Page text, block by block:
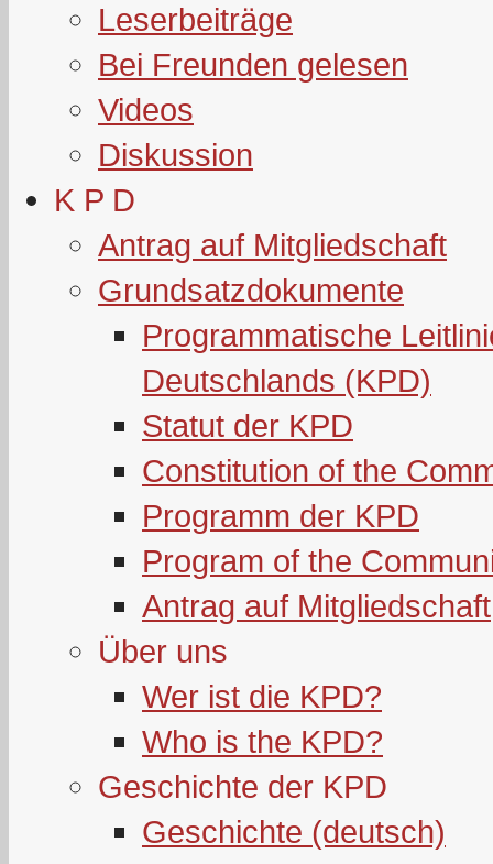
Leserbeiträge
Bei Freunden gelesen
Videos
Diskussion
K P D
Antrag auf Mitgliedschaft
Grundsatzdokumente
Programmatische
Deutschlands (KPD)
Statut der KPD
Constitution of the
Programm der KPD
Program of the
Antrag auf Mitgliedschaft
Über uns
Wer ist die KPD?
Who is the KPD?
Geschichte der KPD
Geschichte (deutsch)